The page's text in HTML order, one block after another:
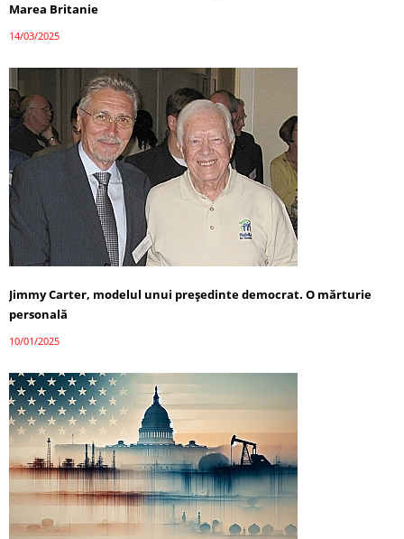
Marea Britanie
14/03/2025
Jimmy Carter, modelul unui președinte democrat. O mărturie
personală
10/01/2025